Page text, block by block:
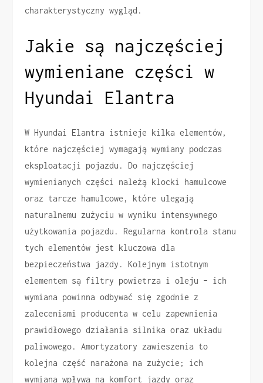
charakterystyczny wygląd.
Jakie są najczęściej
wymieniane części w
Hyundai Elantra
W Hyundai Elantra istnieje kilka elementów,
które najczęściej wymagają wymiany podczas
eksploatacji pojazdu. Do najczęściej
wymienianych części należą klocki hamulcowe
oraz tarcze hamulcowe, które ulegają
naturalnemu zużyciu w wyniku intensywnego
użytkowania pojazdu. Regularna kontrola stanu
tych elementów jest kluczowa dla
bezpieczeństwa jazdy. Kolejnym istotnym
elementem są filtry powietrza i oleju – ich
wymiana powinna odbywać się zgodnie z
zaleceniami producenta w celu zapewnienia
prawidłowego działania silnika oraz układu
paliwowego. Amortyzatory zawieszenia to
kolejna część narażona na zużycie; ich
wymiana wpływa na komfort jazdy oraz